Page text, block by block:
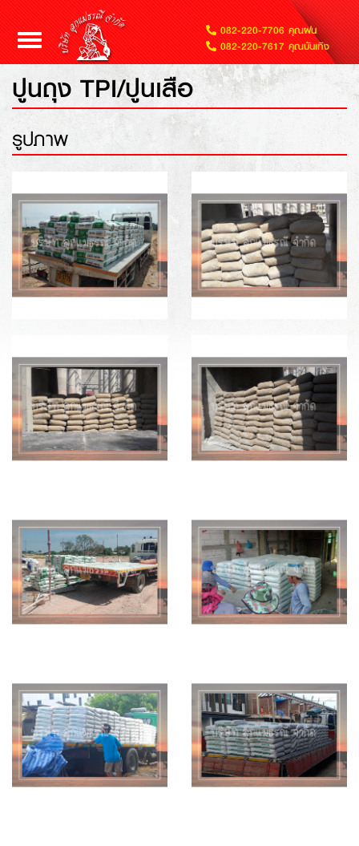
Toggle
navigation
082-220-7706 คุณฝน
082-220-7617 คุณบันเทิง
ปูนถุง TPI/ปูนเสือ
รูปภาพ